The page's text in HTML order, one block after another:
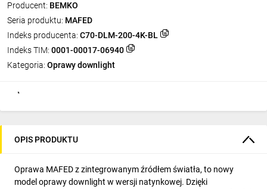
Producent: BEMKO
Seria produktu: MAFED
Indeks producenta: C70-DLM-200-4K-BL
Indeks TIM: 0001-00017-06940
Kategoria: Oprawy downlight
OPIS PRODUKTU
Oprawa MAFED z zintegrowanym źródłem światła, to nowy
model oprawy downlight w wersji natynkowej. Dzięki